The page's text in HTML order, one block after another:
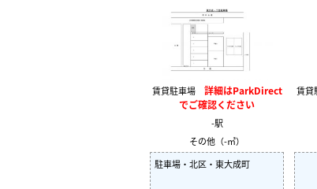
賃貸駐車場 詳細はParkDirect
でご確認ください
-駅
その他（-㎡）
駐車場・北区・東大成町
賃貸